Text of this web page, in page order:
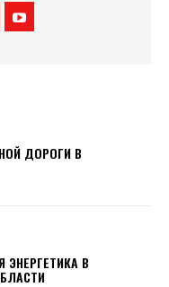
ДОРОГИ В
ЭНЕРГЕТИКА В